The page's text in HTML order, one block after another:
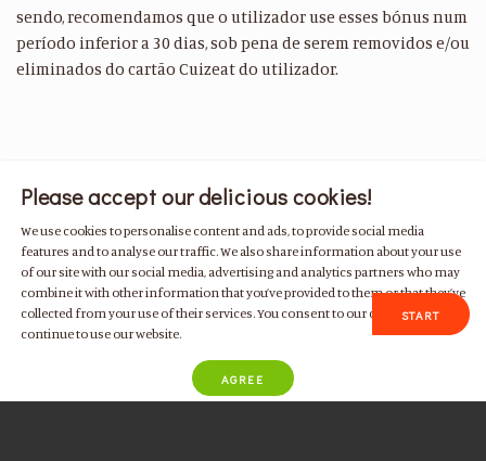
sendo, recomendamos que o utilizador use esses bónus num
período inferior a 30 dias, sob pena de serem removidos e/ou
eliminados do cartão Cuizeat do utilizador.
BECOME A MEMBER TODAY!
START
Please accept our delicious cookies!
We use cookies to personalise content and ads, to provide social media
features and to analyse our traffic. We also share information about your use
of our site with our social media, advertising and analytics partners who may
combine it with other information that you’ve provided to them or that they’ve
collected from your use of their services. You consent to our cookies if you
continue to use our website.
AGREE